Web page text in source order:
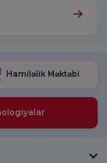
Hamiləlik Məktəbi